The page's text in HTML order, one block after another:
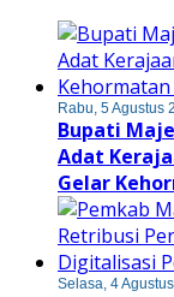
Rabu, 5 Agustus
Bupati
Adat
Gelar
Selasa, 4